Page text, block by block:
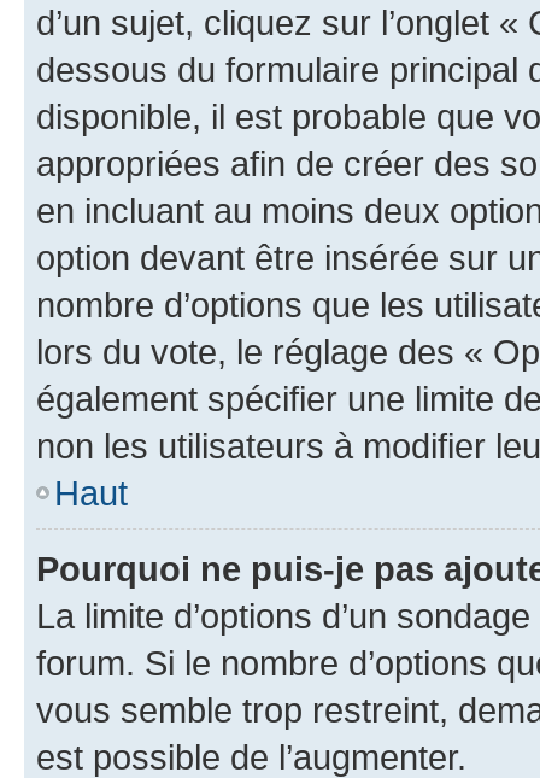
d’un sujet, cliquez sur l’onglet
dessous du formulaire principal
disponible, il est probable que
appropriées afin de créer des
en incluant au moins deux
option devant être insérée sur
nombre d’options que les
lors du vote, le réglage des «
également spécifier une limite
non les utilisateurs à modifier
Haut
Pourquoi ne puis-je pas
La limite d’options d’un
forum. Si le nombre d’options
vous semble trop restreint,
est possible de l’augmenter.